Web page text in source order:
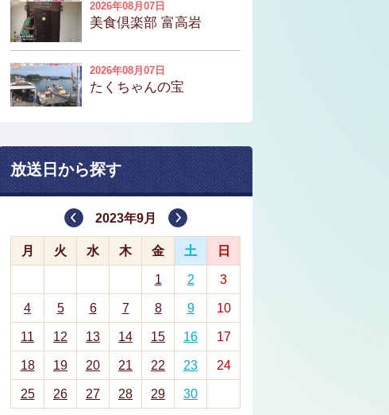
2026年08月07日
美食倶楽部 富高岩
2026年08月07日
たくちゃんの宝
放送日から探す
2023年9月
月 火 水 木 金 土 日
1 2 3
4 5 6 7 8 9 10
11 12 13 14 15 16 17
18 19 20 21 22 23 24
25 26 27 28 29 30